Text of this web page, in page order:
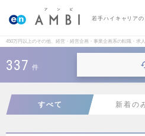
若手ハイキャリア
450万円以上のその他、経営・経営企画・事業企画系の転職・求
337 件
すべて 新着の